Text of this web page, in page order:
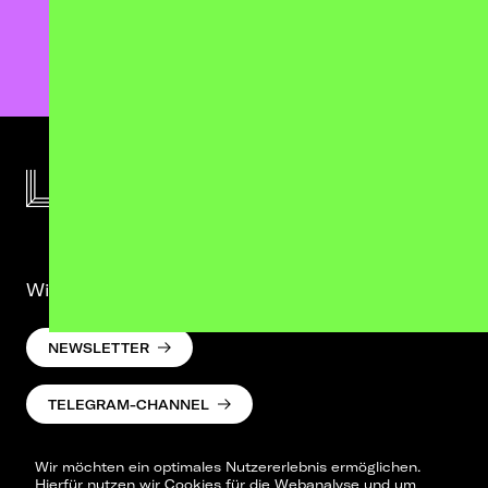
Wir möchten ein optimales Nutzererlebnis ermöglichen.
Hierfür nutzen wir Cookies für die Webanalyse und um
Wir lassen was hören. Versprochen.
NEWSLETTER
TELEGRAM-CHANNEL